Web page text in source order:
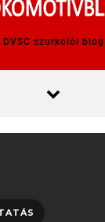
DVSC szurkolói blog